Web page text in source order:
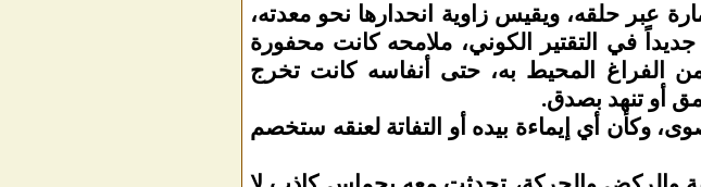
عبر حلقه، ويقيس زاوية انحدارها نحو معدته،
في التقتير الكوني، ملامحه كانت محفورة
الفراغ المحيط به، حتى أنفاسه كانت تخرج
أو تنهد بصدق.
وكأن أي إيماءة بيده أو التفاتة لعنقه ستخصم